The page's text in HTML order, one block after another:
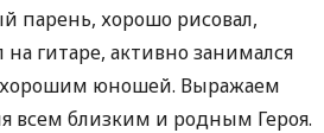
парень, хорошо рисовал,
гитаре, активно занимался
юношей. Выражаем
всем близким и родным Героя.